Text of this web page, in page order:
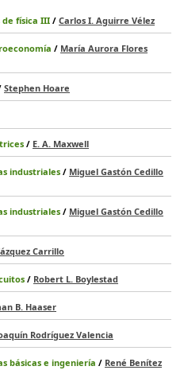
física III / Carlos I. Aguirre Vélez
/ María Aurora Flores
Stephen Hoare
/ E. A. Maxwell
industriales / Miguel Gastón Cedillo
industriales / Miguel Gastón Cedillo
Carrillo
/ Robert L. Boylestad
B. Haaser
Rodríguez Valencia
básicas e ingeniería / René Benítez